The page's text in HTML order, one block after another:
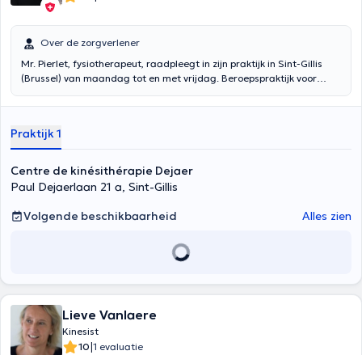
Over de zorgverlener
Mr. Pierlet, fysiotherapeut, raadpleegt in zijn praktijk in Sint-Gillis
(Brussel) van maandag tot en met vrijdag. Beroepspraktijk voor
Praktijk 1
Centre de kinésithérapie Dejaer
Paul Dejaerlaan 21 a, Sint-Gillis
Volgende beschikbaarheid
Alles zien
Lieve Vanlaere
Kinesist
10|1 evaluatie